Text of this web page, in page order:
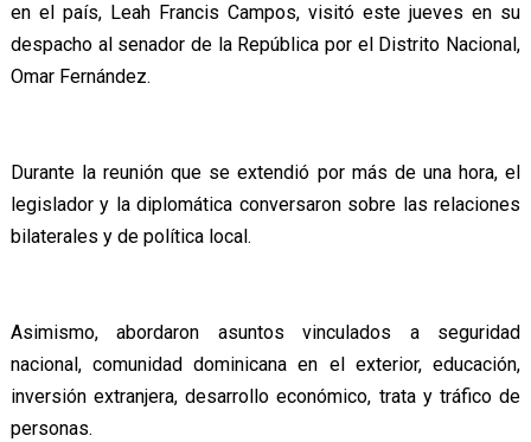
en el país, Leah Francis Campos, visitó este jueves en su
despacho al senador de la República por el Distrito Nacional,
Omar Fernández.
Durante la reunión que se extendió por más de una hora, el
legislador y la diplomática conversaron sobre las relaciones
bilaterales y de política local.
Asimismo, abordaron asuntos vinculados a seguridad
nacional, comunidad dominicana en el exterior, educación,
inversión extranjera, desarrollo económico, trata y tráfico de
personas.